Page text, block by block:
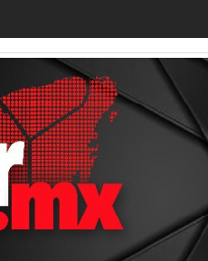
desde el Senado de la